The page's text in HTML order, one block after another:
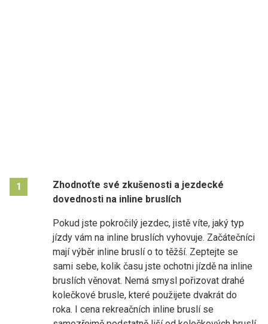
1
Zhodnoťte své zkušenosti a jezdecké
dovednosti na inline bruslích
Pokud jste pokročilý jezdec, jistě víte, jaký typ
jízdy vám na inline bruslích vyhovuje. Začátečníci
mají výběr inline bruslí o to těžší. Zeptejte se
sami sebe, kolik času jste ochotni jízdě na inline
bruslích věnovat. Nemá smysl pořizovat drahé
kolečkové brusle, které použijete dvakrát do
roka. I cena rekreačních inline bruslí se